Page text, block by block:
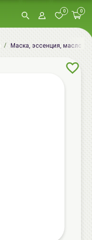
0 0
Маска, эссенция, масло,